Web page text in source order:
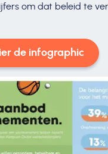
om dat beleid te
de infographic